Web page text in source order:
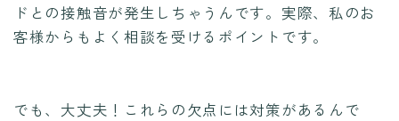
ドとの接触音が発生しちゃうんです。実際、私のお
客様からもよく相談を受けるポイントです。
でも、大丈夫！これらの欠点には対策があるんで